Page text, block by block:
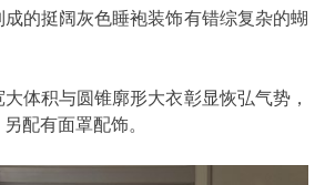
的挺阔灰色睡袍装饰有错综复杂的蝴
体积与圆锥廓形大衣彰显恢弘气势，
配有面罩配饰。